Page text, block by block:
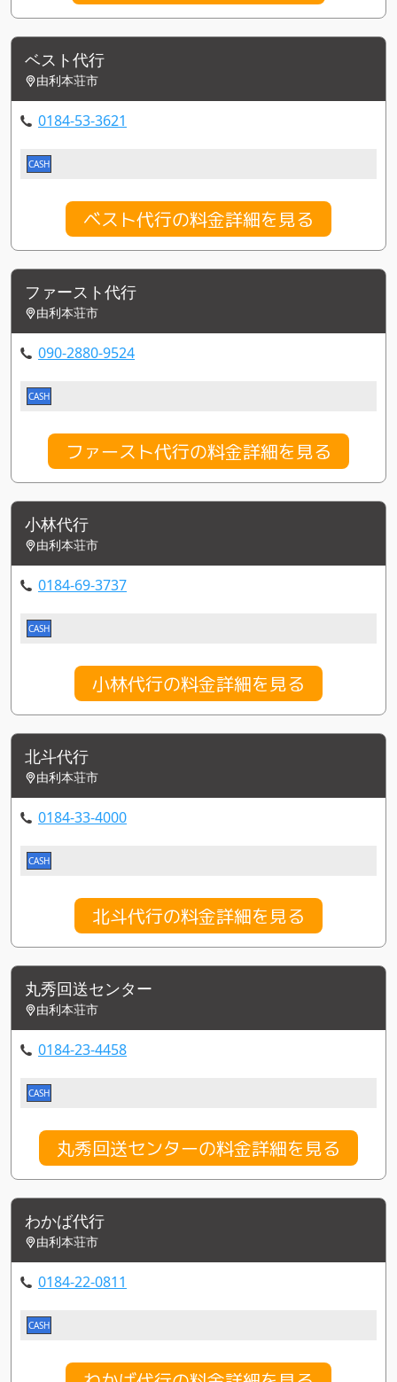
ベスト代行
由利本荘市
0184-53-3621
CASH
ベスト代行の料金詳細を見る
ファースト代行
由利本荘市
090-2880-9524
CASH
ファースト代行の料金詳細を見る
小林代行
由利本荘市
0184-69-3737
CASH
小林代行の料金詳細を見る
北斗代行
由利本荘市
0184-33-4000
CASH
北斗代行の料金詳細を見る
丸秀回送センター
由利本荘市
0184-23-4458
CASH
丸秀回送センターの料金詳細を見る
わかば代行
由利本荘市
0184-22-0811
CASH